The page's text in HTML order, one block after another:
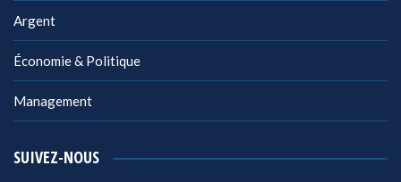
Argent
Économie & Politique
Management
SUIVEZ-NOUS